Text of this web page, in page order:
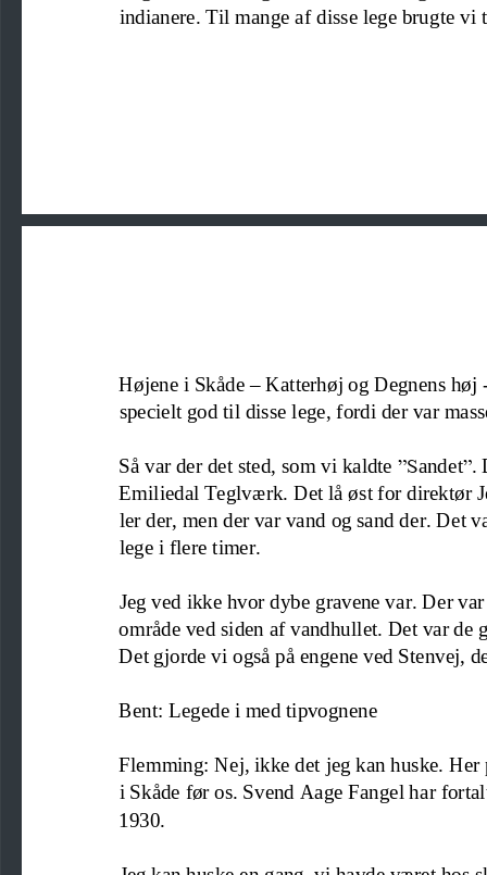
indianere . Til mange af disse lege brugte
Højene i Skåde –Katterhøj og Degnens høj
specielt god til disse lege, fordi der var
Så var der det sted, som vi kaldte ”Sandet”.
Emiliedal Teglværk. Det lå øst for direktør
ler der, men der var vand og sand der. Det
lege i flere timer.
Jeg ved ikke hvor dybe gravene var. Der
område ved siden af vandhullet. Det var
Det gjorde vi også på engene ved Stenvej,
Bent: Legede i med tipvognene
Flemming: Nej, ikke det jeg kan huske.
i Skåde før os. Svend Aage Fangel har
1930.